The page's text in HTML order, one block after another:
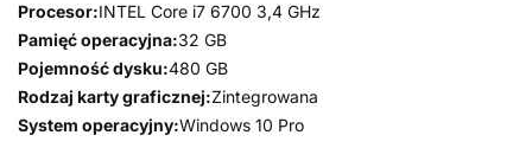
Procesor:INTEL Core i7 6700 3,4 GHz
Pamięć operacyjna:32 GB
Pojemność dysku:480 GB
Rodzaj karty graficznej:Zintegrowana
System operacyjny:Windows 10 Pro